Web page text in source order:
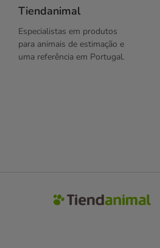
Tiendanimal
Especialistas em produtos
para animais de estimação e
uma referência em Portugal.